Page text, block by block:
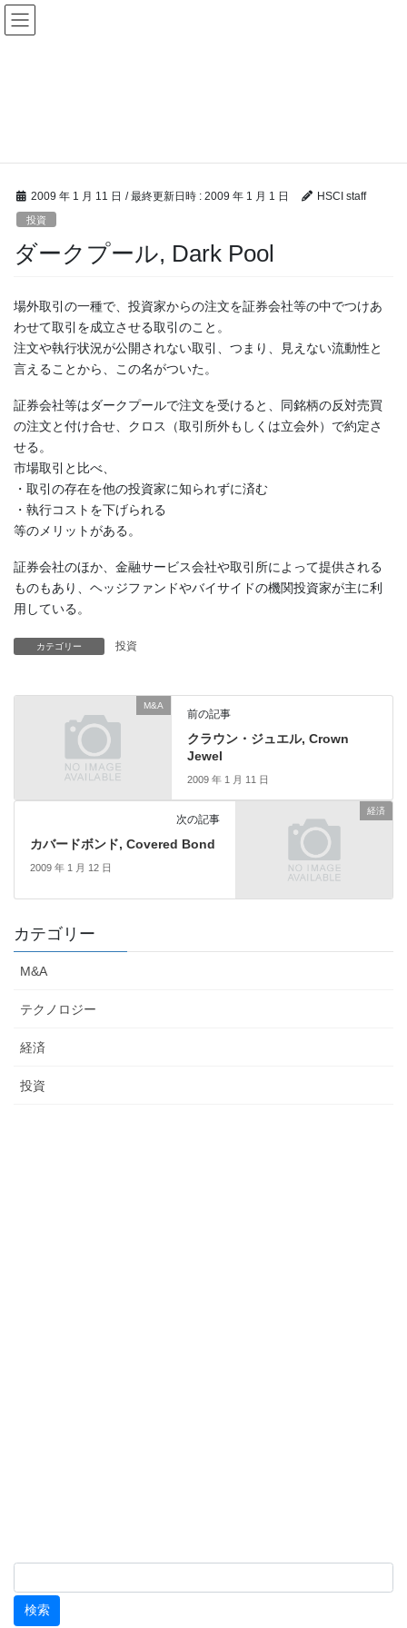
2009 年 1 月 11 日 / 最終更新日時 : 2009 年 1 月 1 日 HSCI staff
投資
ダークプール, Dark Pool
場外取引の一種で、投資家からの注文を証券会社等の中でつけあ
わせて取引を成立させる取引のこと。
注文や執行状況が公開されない取引、つまり、見えない流動性と
言えることから、この名がついた。
証券会社等はダークプールで注文を受けると、同銘柄の反対売買
の注文と付け合せ、クロス（取引所外もしくは立会外）で約定さ
せる。
市場取引と比べ、
・取引の存在を他の投資家に知られずに済む
・執行コストを下げられる
等のメリットがある。
証券会社のほか、金融サービス会社や取引所によって提供される
ものもあり、ヘッジファンドやバイサイドの機関投資家が主に利
用している。
カテゴリー 投資
M&A
前の記事
クラウン・ジュエル, Crown
Jewel
2009 年 1 月 11 日
経済
次の記事
カバードボンド, Covered Bond
2009 年 1 月 12 日
カテゴリー
M&A
テクノロジー
経済
投資